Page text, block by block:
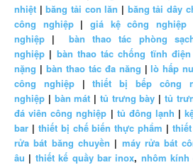
nhiệt |băng tải con lăn | băng tải dây
công nghiệp|giá kệ công nghiệp
nghiệp |bàn thao tác phòng
nghiệp | bàn thao tác chống tĩnh điện
nặng | bàn thao tác đa năng |lò hấp
công nghiệp|thiết bị bếp công
nghiệp | bàn mát | tủ trưng bày | tủ
đá viên công nghiệp | tủ đông lạnh |
bar | thiết bị chế biến thực phẩm |
rửa bát băng chuyền | máy rửa bát
âu | thiết kế quầy bar inox, nhôm kính